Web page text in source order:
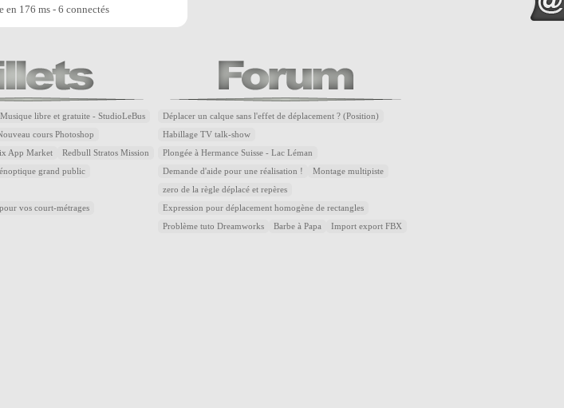
en 176 ms - 6 connectés
Musique libre et gratuite - StudioLeBus
cours Photoshop
App Market Redbull Stratos Mission
grand public
vos court-métrages
Déplacer un calque sans l'effet de déplacement ? (Position)
Habillage TV talk-show
Plongée à Hermance Suisse - Lac Léman
Demande d'aide pour une réalisation ! Montage multipiste
zero de la règle déplacé et repères
Expression pour déplacement homogène de rectangles
Problème tuto Dreamworks Barbe à Papa Import export FBX